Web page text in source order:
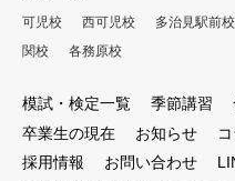
可児校 西可児校 多治見駅前校
関校
各務原校
模試・検定一覧 季節講習
卒業生の現在
お知らせ
採用情報
お問い合わせ